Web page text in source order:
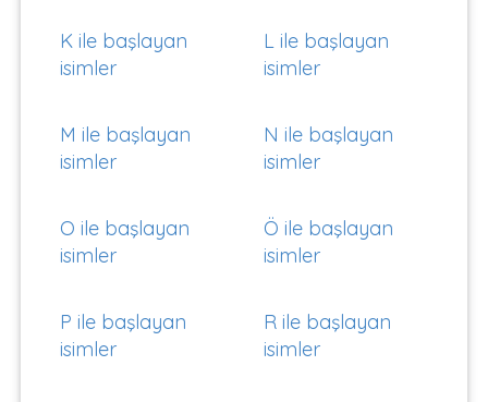
K ile başlayan
isimler
L ile başlayan
isimler
M ile başlayan
isimler
N ile başlayan
isimler
O ile başlayan
isimler
Ö ile başlayan
isimler
P ile başlayan
isimler
R ile başlayan
isimler